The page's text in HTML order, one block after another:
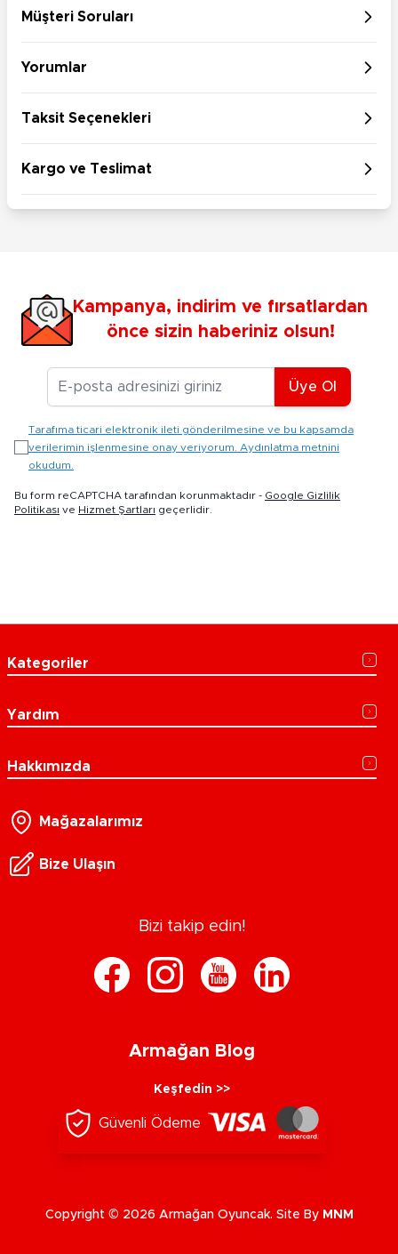
Müşteri Soruları
Yorumlar
Taksit Seçenekleri
Kargo ve Teslimat
Kampanya, indirim ve fırsatlardan
önce sizin haberiniz olsun!
E-posta Adresiniz
Üye Ol
Tarafıma ticari elektronik ileti gönderilmesine ve bu kapsamda
verilerimin işlenmesine onay veriyorum. Aydınlatma metnini
okudum.
Bu form reCAPTCHA tarafından korunmaktadır - Google Gizlilik
Politikası ve Hizmet Şartları geçerlidir.
Kategoriler
Yardım
Hakkımızda
Mağazalarımız
Bize Ulaşın
Bizi takip edin!
Armağan Blog
Keşfedin >>
Güvenli Ödeme
Copyright © 2026 Armağan Oyuncak. Site By MNM